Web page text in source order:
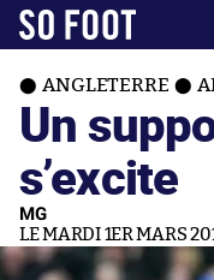
ANGLETERRE
Un
s’excite
MG
LE MARDI 1ER MARS